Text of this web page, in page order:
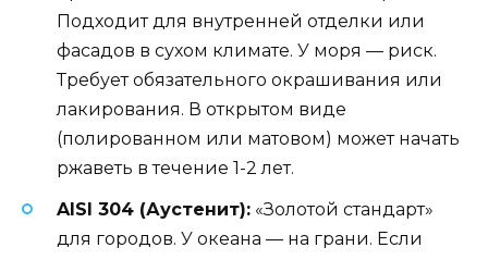
Подходит для внутренней отделки или
фасадов в сухом климате. У моря — риск.
Требует обязательного окрашивания или
лакирования. В открытом виде
(полированном или матовом) может начать
ржаветь в течение 1-2 лет.
AISI 304 (Аустенит): «Золотой стандарт»
для городов. У океана — на грани. Если